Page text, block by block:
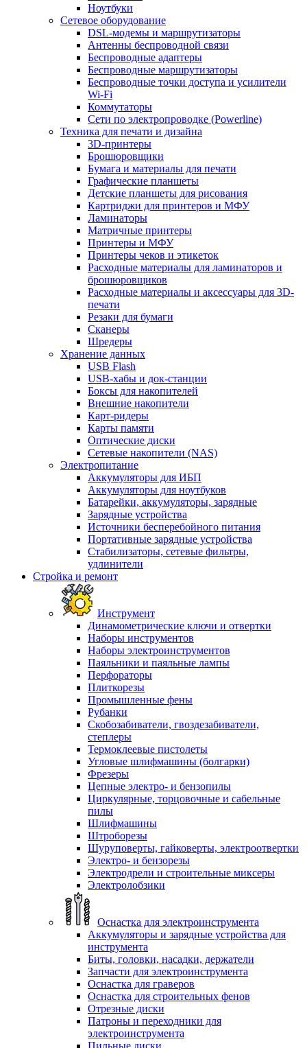
Ноутбуки
Сетевое оборудование
DSL-модемы и маршрутизаторы
Антенны беспроводной связи
Беспроводные адаптеры
Беспроводные маршрутизаторы
Беспроводные точки доступа и усилители
Wi-Fi
Коммутаторы
Сети по электропроводке (Powerline)
Техника для печати и дизайна
3D-принтеры
Брошюровщики
Бумага и материалы для печати
Графические планшеты
Детские планшеты для рисования
Картриджи для принтеров и МФУ
Ламинаторы
Матричные принтеры
Принтеры и МФУ
Принтеры чеков и этикеток
Расходные материалы для ламинаторов и
брошюровщиков
Расходные материалы и аксессуары для 3D-
печати
Резаки для бумаги
Сканеры
Шредеры
Хранение данных
USB Flash
USB-хабы и док-станции
Боксы для накопителей
Внешние накопители
Карт-ридеры
Карты памяти
Оптические диски
Сетевые накопители (NAS)
Электропитание
Аккумуляторы для ИБП
Аккумуляторы для ноутбуков
Батарейки, аккумуляторы, зарядные
Зарядные устройства
Источники бесперебойного питания
Портативные зарядные устройства
Стабилизаторы, сетевые фильтры,
удлинители
Стройка и ремонт
Инструмент
Динамометрические ключи и отвертки
Наборы инструментов
Наборы электроинструментов
Паяльники и паяльные лампы
Перфораторы
Плиткорезы
Промышленные фены
Рубанки
Скобозабиватели, гвоздезабиватели,
степлеры
Термоклеевые пистолеты
Угловые шлифмашины (болгарки)
Фрезеры
Цепные электро- и бензопилы
Циркулярные, торцовочные и сабельные
пилы
Шлифмашины
Штроборезы
Шуруповерты, гайковерты, электроотвертки
Электро- и бензорезы
Электродрели и строительные миксеры
Электролобзики
Оснастка для электроинструмента
Аккумуляторы и зарядные устройства для
инструмента
Биты, головки, насадки, держатели
Запчасти для электроинструмента
Оснастка для граверов
Оснастка для строительных фенов
Отрезные диски
Патроны и переходники для
электроинструмента
Пильные диски